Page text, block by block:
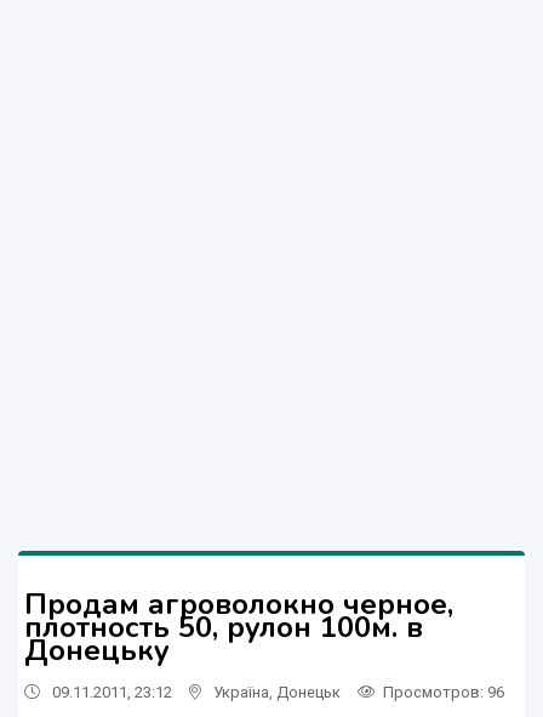
Продам агроволокно черное,
плотность 50, рулон 100м. в
Донецьку
09.11.2011, 23:12 Україна Донецьк Просмотров: 96